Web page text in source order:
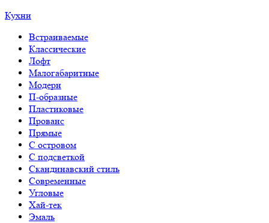
Кухни
Встраиваемые
Классические
Лофт
Малогабаритные
Модерн
П-образные
Пластиковые
Прованс
Прямые
С островом
С подсветкой
Скандинавский стиль
Современные
Угловые
Хай-тек
Эмаль